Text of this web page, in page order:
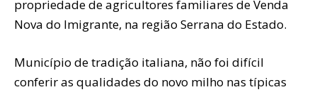
propriedade de agricultores familiares de Venda
Nova do Imigrante, na região Serrana do Estado.
Município de tradição italiana, não foi difícil
conferir as qualidades do novo milho nas típicas